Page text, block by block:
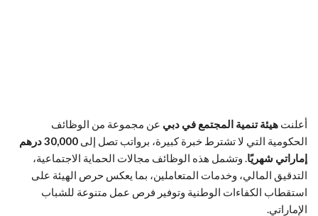
أعلنت هيئة تنمية المجتمع في دبي عن مجموعة من الوظائف
الحكومية التي لا تشترط خبرة كبيرة، برواتب تصل إلى
30,000 درهم
إماراتي شهريًا. وتشمل هذه الوظائف مجالات الحماية الاجتماعية،
التدقيق المالي، وخدمات المتعاملين، بما يعكس حرص الهيئة على
استقطاب الكفاءات الوطنية وتوفير فرص عمل متنوعة للشباب
الإماراتي.